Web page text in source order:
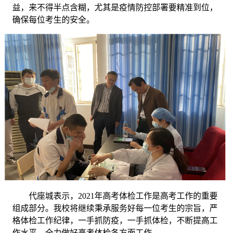
益，来不得半点含糊，尤其是疫情防控部署要精准到位，
确保每位考生的安全。
代座城表示， 2021年高考体检工作是高考工作的重要
组成部分。我校将继续秉承服务好每一位考生的宗旨，严
格体检工作纪律，一手抓防疫，一手抓体检，不断提高工